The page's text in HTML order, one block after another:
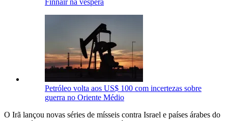
Petróleo volta aos US$ 100 com incertezas sobre
guerra no Oriente Médio
O Irã lançou novas séries de mísseis contra Israel e países árabes do